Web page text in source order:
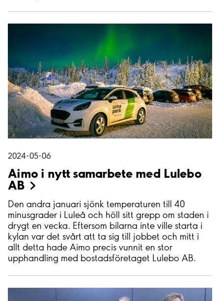
2024-05-06
Aimo i nytt samarbete med Lulebo
AB
Den andra januari sjönk temperaturen till 40
minusgrader i Luleå och höll sitt grepp om staden i
drygt en vecka. Eftersom bilarna inte ville starta i
kylan var det svårt att ta sig till jobbet och mitt i
allt detta hade Aimo precis vunnit en stor
upphandling med bostadsföretaget Lulebo AB.